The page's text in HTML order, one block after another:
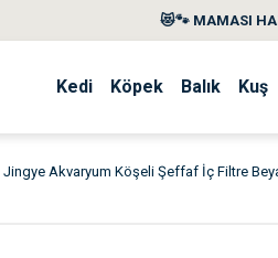
😻🐾 MAMASI
Kedi Köpek Balık Kuş
Jingye Akvaryum Köşeli Şeffaf İç Filtre